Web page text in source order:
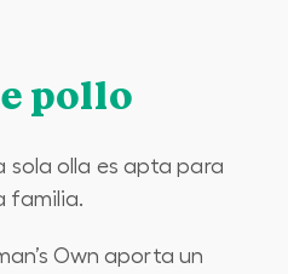
pollo
sola olla es apta para
familia.
Own aporta un